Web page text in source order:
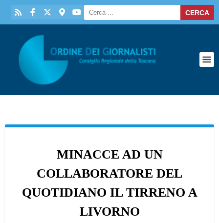
MINACCE AD UN
COLLABORATORE DEL
QUOTIDIANO IL TIRRENO A
LIVORNO